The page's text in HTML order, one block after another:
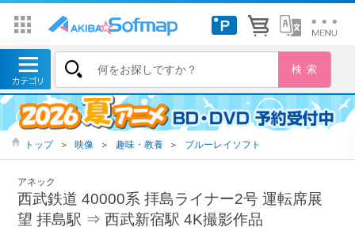
トップ ＞ 映像 ＞ 趣味・教養 ＞ ブルーレイソフト
アネック
西武鉄道 40000系 拝島ライナー2号 運転席展
望 拝島駅 ⇒ 西武新宿駅 4K撮影作品